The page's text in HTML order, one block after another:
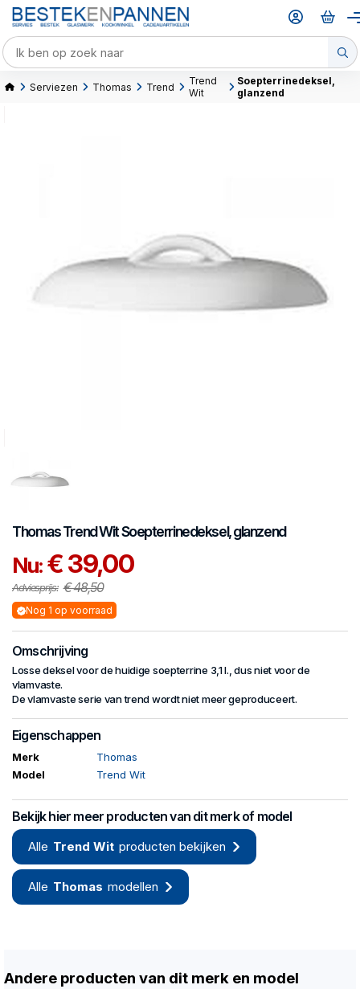
Serviezen Thomas Trend
Trend
Wit
Soepterrinedeksel,
glanzend
ThomasTrend WitSoepterrinedeksel, glanzend
Nu:€ 39,00
Adviesprijs: € 48,50
Nog 1 op voorraad
Omschrijving
Losse deksel voor de huidige soepterrine 3,1 l., dus niet voor de
vlamvaste.
De vlamvaste serie van trend wordt niet meer geproduceert.
Eigenschappen
Merk
Thomas
Model
Trend Wit
Bekijk hier meer producten van dit merk of model
Alle Trend Wit producten bekijken
Alle Thomas modellen
Andere producten van dit merk en model